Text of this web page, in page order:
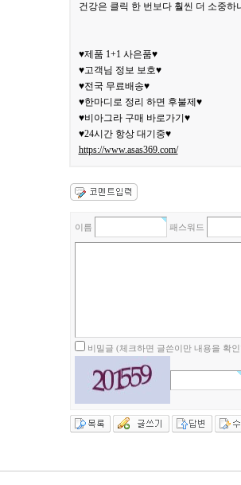
건강은 클릭 한 번보다 훨씬 더 소중하
♥제품 1+1 사은품♥
♥고객님 정보 보호♥
♥전국 무료배송♥
♥한마디로 정리 하면 후불제♥
♥비아그라 구매 바로가기♥
♥24시간 항상 대기중♥
https://www.asas369.com/
이름 패스워드
비밀글 (체크하면 글쓴이만 내용을 확